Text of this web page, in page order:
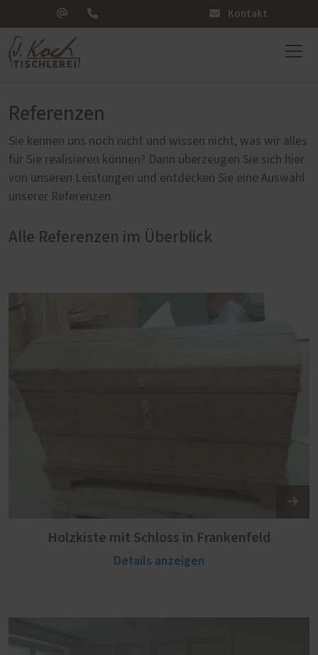
Kontakt
Referenzen
Sie kennen uns noch nicht und wissen nicht, was wir alles
für Sie realisieren können? Dann überzeugen Sie sich hier
von unseren Leistungen und entdecken Sie eine Auswahl
unserer Referenzen.
Alle Referenzen im Überblick
Holzkiste mit Schloss in Frankenfeld
Details anzeigen